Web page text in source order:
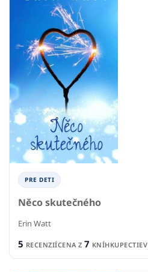
PRE DETI
Něco skutečného
Erin Watt
5 RECENZIÍCENA Z 7 KNÍHKUPECTIEV